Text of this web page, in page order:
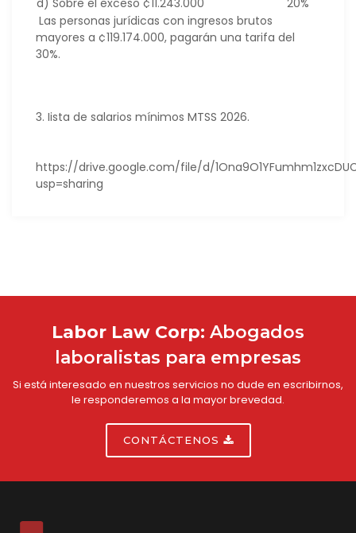
d) Sobre el exceso ¢11.243.000
20%
Las personas jurídicas con ingresos brutos
mayores a ¢119.174.000, pagarán una tarifa del
30%.
3. Iista de salarios mínimos MTSS 2026.
https://drive.google.com/file/d/
usp=sharing
Labor Law Corp: Abogados
laboralistas para empresas
Si está interesado en nuestros servicios no dude en escribirnos,
le responderemos a la mayor brevedad.
CONTÁCTENOS